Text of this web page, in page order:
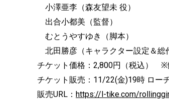
小澤亜李（森友望未 役）
出合小都美（監督）
むとうやすゆき（脚本）
北田勝彦（キャラクター設定＆総
チケット価格：2,800円（税込） ※
チケット販売：11/22(金)19時 ロー
販売URL： https://l-tike.com/